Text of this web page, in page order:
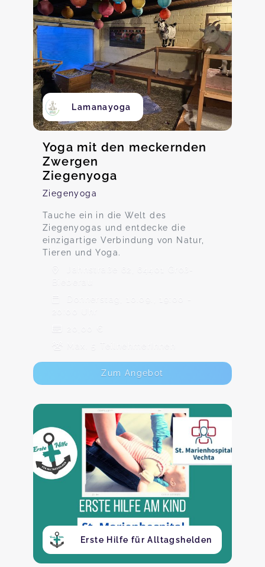
Lamanayoga
Yoga mit den meckernden
Zwergen
Ziegenyoga
Ziegenyoga
Tauche ein in die Welt des
Ziegenyogas und entdecke die
einzigartige Verbindung von Natur,
Tieren und Yoga.
Jahnstraße 62, 64401 Groß-
Donnerstag, 10.09., 19:00 -
20:00 Uhr
20,00 €
Max. 5 TeilnehmerInnen
Zum Angebot
Erste Hilfe für Alltagshelden